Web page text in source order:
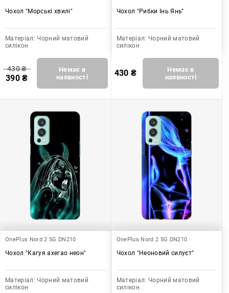
Чохол "Морські хвилі"
Матеріал: Чорний матовий
силікон
430₴
390₴
Немає в
наявності
Чохол "Рибки Інь Янь"
Матеріал: Чорний матовий
силікон
430 ₴
Немає в
наявності
OnePlus Nord 2 5G DN210
Чохол "Кагуя ахегао неон"
Матеріал: Чорний матовий
силікон
OnePlus Nord 2 5G DN210
Чохол "Неоновий силуєт"
Матеріал: Чорний матовий
силікон